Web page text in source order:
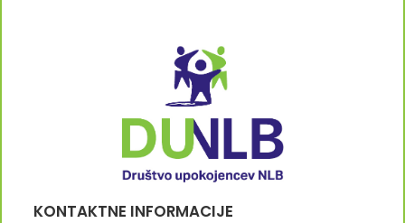
KONTAKTNE INFORMACIJE